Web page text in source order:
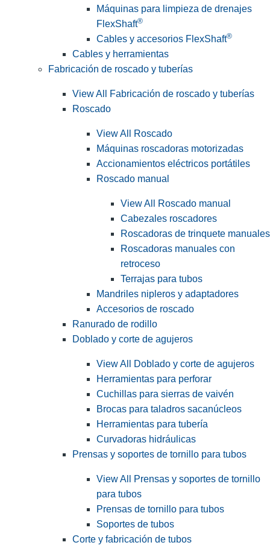
Máquinas para limpieza de drenajes
FlexShaft®
Cables y accesorios FlexShaft®
Cables y herramientas
Fabricación de roscado y tuberías
View All Fabricación de roscado y tuberías
Roscado
View All Roscado
Máquinas roscadoras motorizadas
Accionamientos eléctricos portátiles
Roscado manual
View All Roscado manual
Cabezales roscadores
Roscadoras de trinquete manuales
Roscadoras manuales con
retroceso
Terrajas para tubos
Mandriles nipleros y adaptadores
Accesorios de roscado
Ranurado de rodillo
Doblado y corte de agujeros
View All Doblado y corte de agujeros
Herramientas para perforar
Cuchillas para sierras de vaivén
Brocas para taladros sacanúcleos
Herramientas para tubería
Curvadoras hidráulicas
Prensas y soportes de tornillo para tubos
View All Prensas y soportes de tornillo
para tubos
Prensas de tornillo para tubos
Soportes de tubos
Corte y fabricación de tubos